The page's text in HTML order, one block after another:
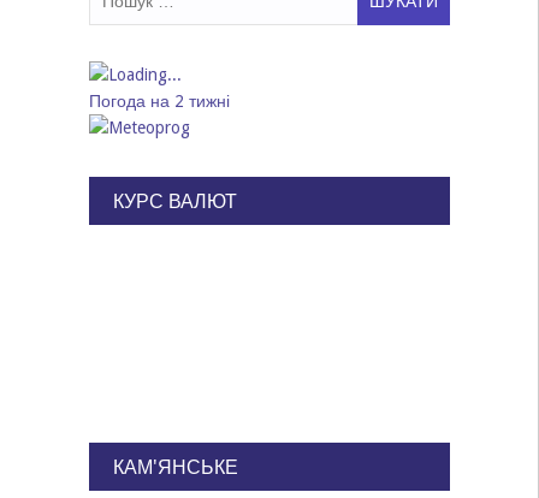
Погода на 2 тижні
КУРС ВАЛЮТ
КАМ'ЯНСЬКЕ